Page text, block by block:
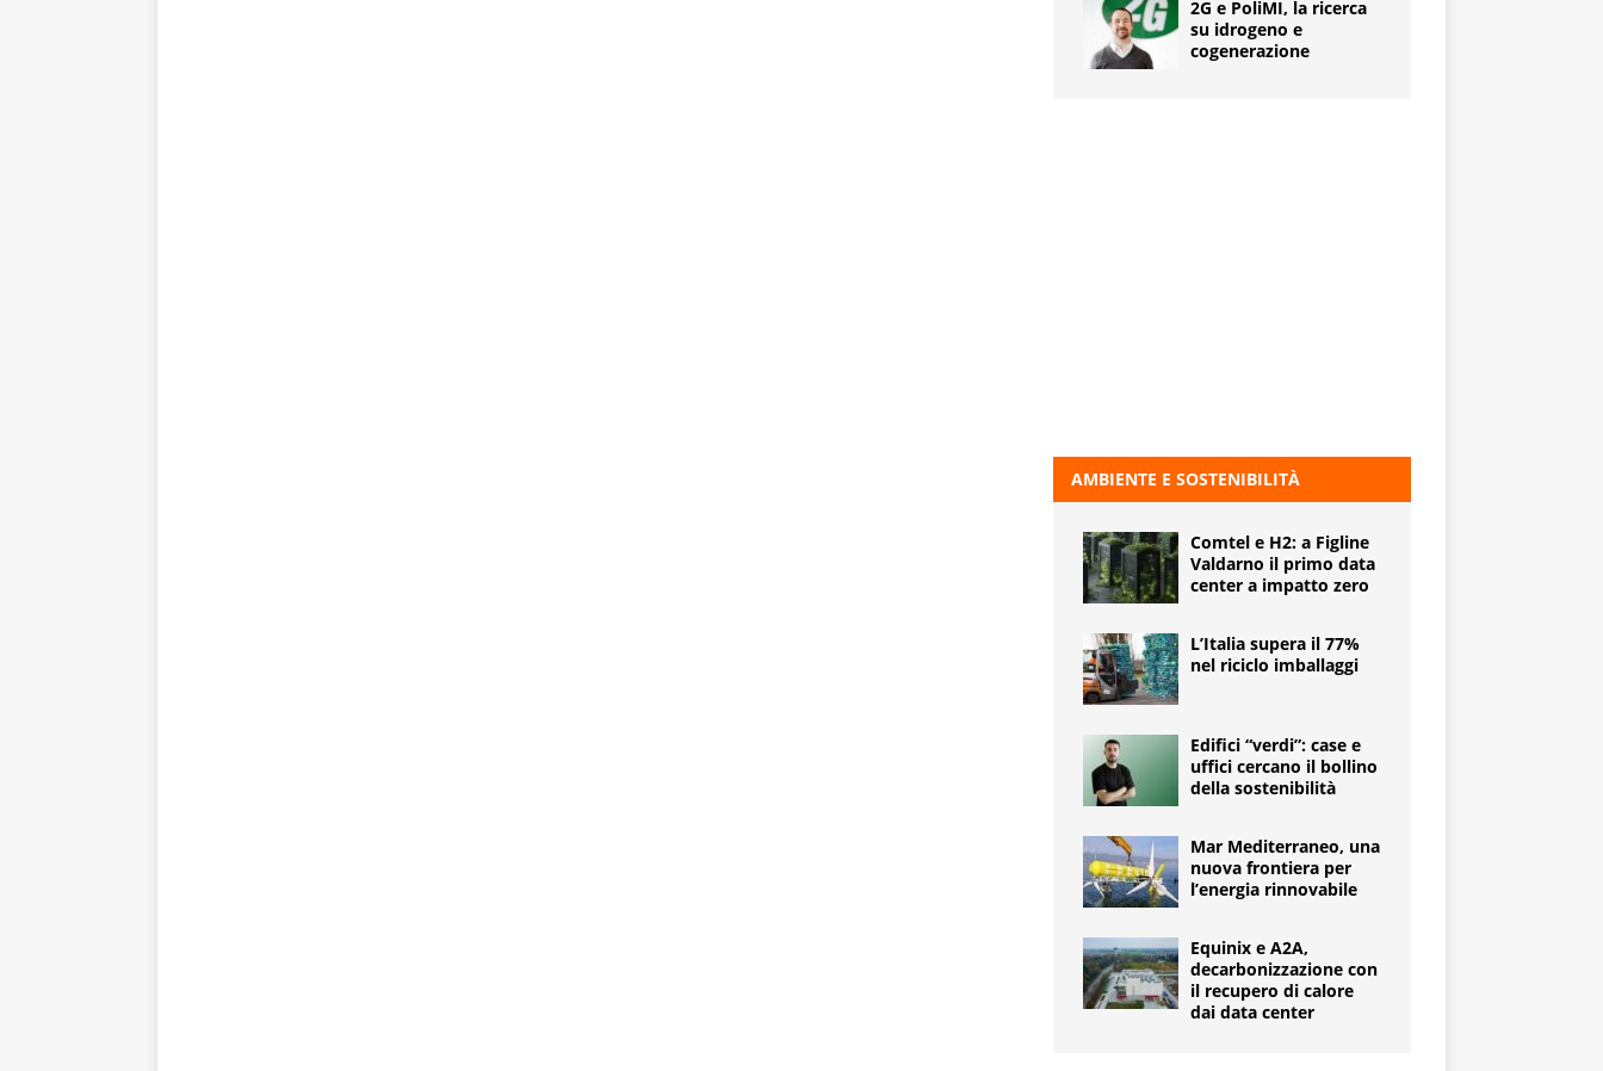
2G e PoliMI, la ricerca
su idrogeno e
cogenerazione
AMBIENTE E SOSTENIBILITÀ
Comtel e H2: a Figline
Valdarno il primo data
center a impatto zero
L’Italia supera il 77%
nel riciclo imballaggi
Edifici “verdi”: case e
uffici cercano il bollino
della sostenibilità
Mar Mediterraneo, una
nuova frontiera per
l’energia rinnovabile
Equinix e A2A,
decarbonizzazione con
il recupero di calore
dai data center